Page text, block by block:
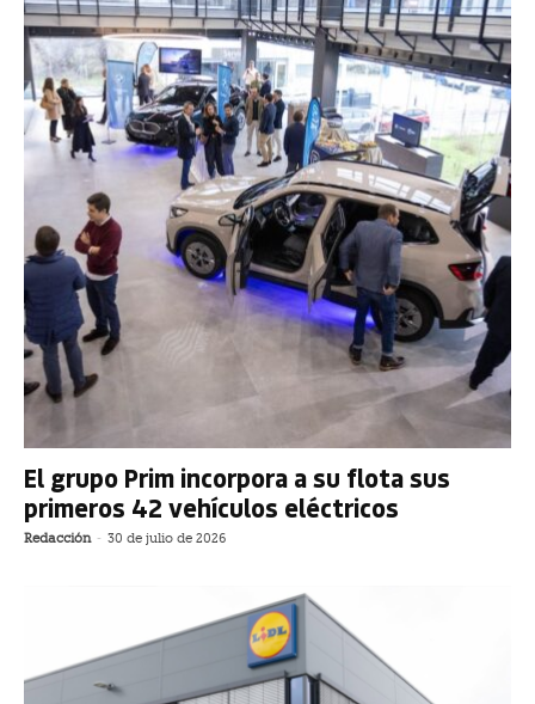
El grupo Prim incorpora a su flota sus
primeros 42 vehículos eléctricos
Redacción - 30 de julio de 2026